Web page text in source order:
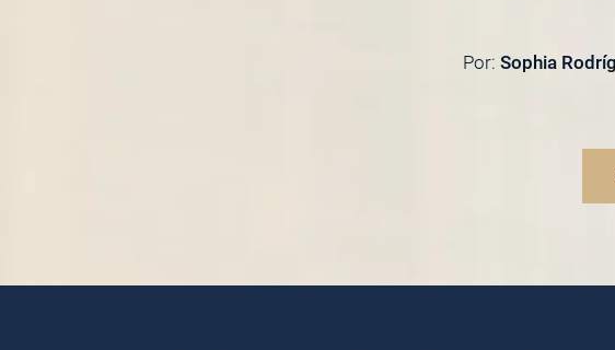
Por:Sophia